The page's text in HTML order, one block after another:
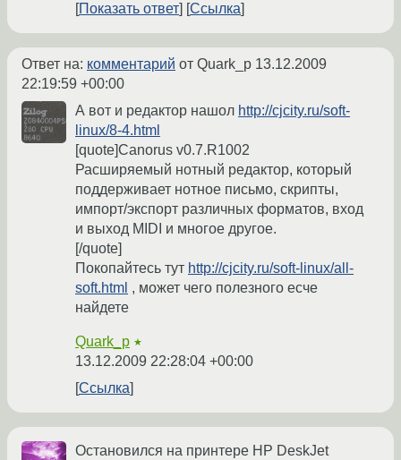
Показать ответ
Ссылка
Ответ на: комментарий от Quark_p 13.12.2009
22:19:59 +00:00
А вот и редактор нашол http://cjcity.ru/soft-
linux/8-4.html
[quote]Canorus v0.7.R1002
Расширяемый нотный редактор, который
поддерживает нотное письмо, скрипты,
импорт/экспорт различных форматов, вход
и выход MIDI и многое другое.
[/quote]
Покопайтесь тут http://cjcity.ru/soft-linux/all-
soft.html , может чего полезного есче
найдете
Quark_p ★
13.12.2009 22:28:04 +00:00
Ссылка
Остановился на принтере HP DeskJet